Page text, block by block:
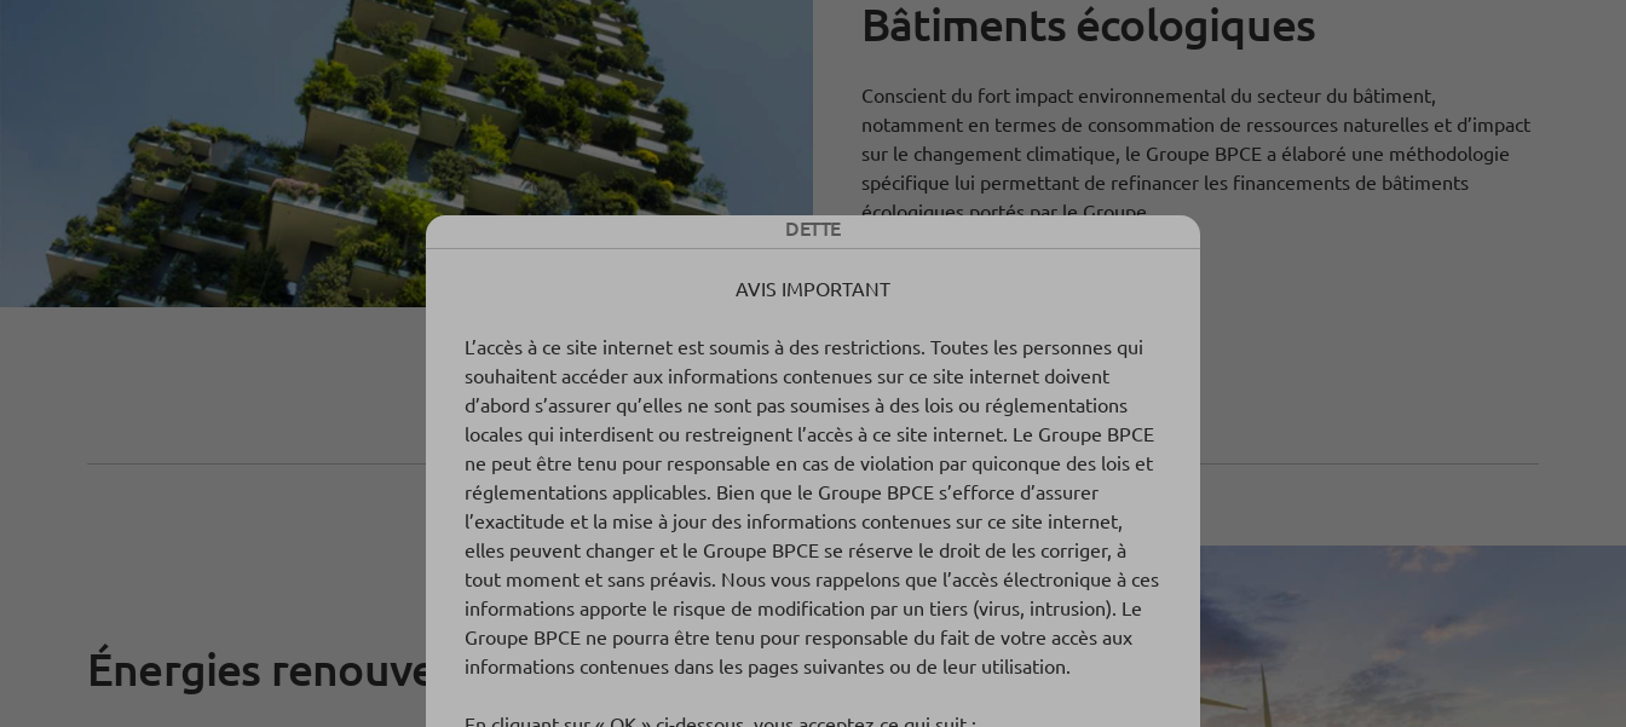
Bâtiments écologiques
Conscient du fort impact environnemental du secteur du bâtiment,
notamment en termes de consommation de ressources naturelles et d’impact
sur le changement climatique, le Groupe BPCE a élaboré une méthodologie
spécifique lui permettant de refinancer les financements de bâtiments
écologiques portés par le Groupe.
Énergies renouvelables
DETTE
AVIS IMPORTANT
L’accès à ce site internet est soumis à des restrictions. Toutes les personnes qui
souhaitent accéder aux informations contenues sur ce site internet doivent
d’abord s’assurer qu’elles ne sont pas soumises à des lois ou réglementations
locales qui interdisent ou restreignent l’accès à ce site internet. Le Groupe BPCE
ne peut être tenu pour responsable en cas de violation par quiconque des lois et
réglementations applicables. Bien que le Groupe BPCE s’efforce d’assurer
l’exactitude et la mise à jour des informations contenues sur ce site internet,
elles peuvent changer et le Groupe BPCE se réserve le droit de les corriger, à
tout moment et sans préavis. Nous vous rappelons que l’accès électronique à ces
informations apporte le risque de modification par un tiers (virus, intrusion). Le
Groupe BPCE ne pourra être tenu pour responsable du fait de votre accès aux
informations contenues dans les pages suivantes ou de leur utilisation.